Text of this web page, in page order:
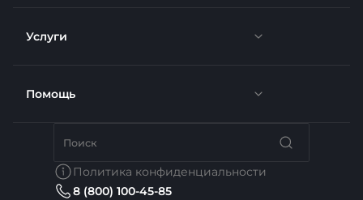
Новости
Отзывы
Вакансии
Услуги
Доставка
Недвижимость
Помощь
Политика конфиденциальности
8 (800) 100-45-85